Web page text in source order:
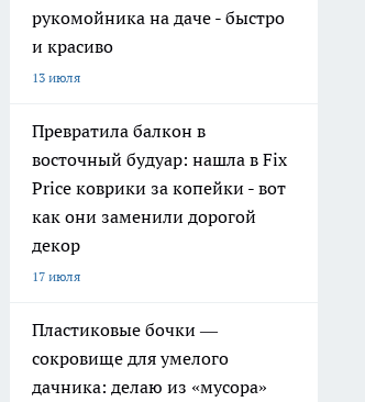
рукомойника на даче - быстро
и красиво
13 июля
Превратила балкон в
восточный будуар: нашла в Fix
Price коврики за копейки - вот
как они заменили дорогой
декор
17 июля
Пластиковые бочки —
сокровище для умелого
дачника: делаю из «мусора»